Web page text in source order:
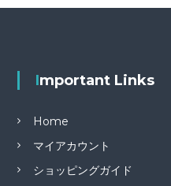
Important Links
Home
マイアカウント
ショッピングガイド